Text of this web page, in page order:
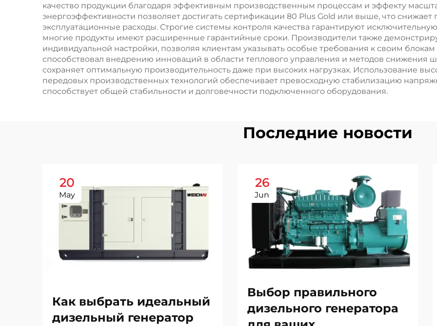
Аппарата
качество продукции благодаря эффективным производственным процессам и эффекту
энергоэффективности позволяет достигать сертификации 80 Plus Gold или выше, что
эксплуатационные расходы. Строгие системы контроля качества гарантируют
многие продукты имеют расширенные гарантийные сроки. Производители также
индивидуальной настройки, позволяя клиентам указывать особые требования к своим
способствовал внедрению инноваций в области теплового управления и методов снижения
сохраняет оптимальную производительность даже при высоких нагрузках. Использование
передовых производственных технологий обеспечивает превосходную стабилизацию
способствует общей стабильности и долговечности подключенного оборудования.
Последние новости
20
May
Как выбрать идеальный
дизельный генератор
26
Jun
Выбор правильного
дизельного генератора